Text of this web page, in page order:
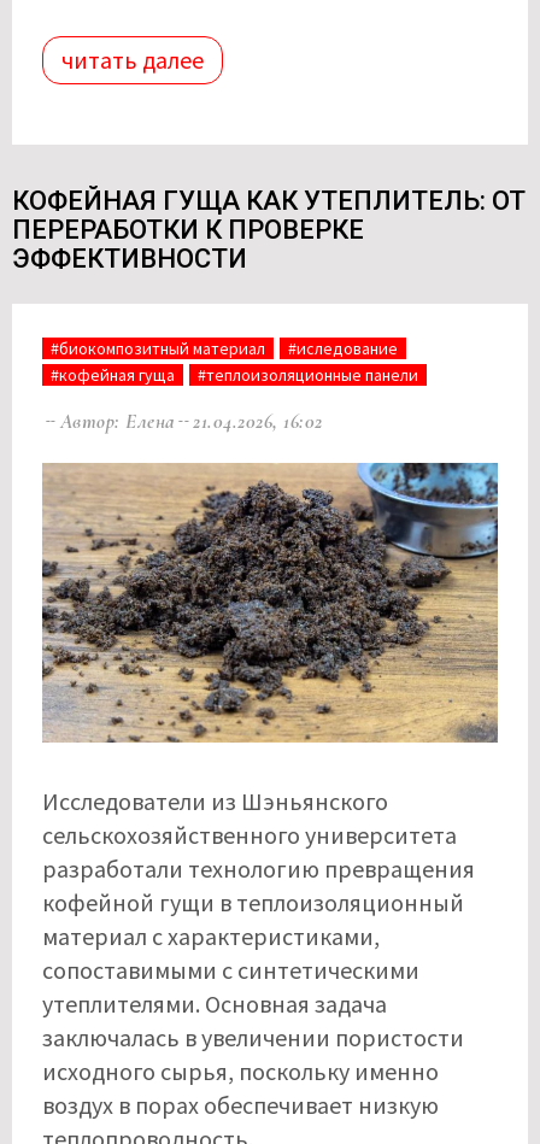
читать далее
КОФЕЙНАЯ ГУЩА КАК УТЕПЛИТЕЛЬ: ОТ
ПЕРЕРАБОТКИ К ПРОВЕРКЕ
ЭФФЕКТИВНОСТИ
#биокомпозитный материал
#иследование
#кофейная гуща
#теплоизоляционные панели
Автор: Елена 21.04.2026, 16:02
Исследователи из Шэньянского
сельскохозяйственного университета
разработали технологию превращения
кофейной гущи в теплоизоляционный
материал с характеристиками,
сопоставимыми с синтетическими
утеплителями. Основная задача
заключалась в увеличении пористости
исходного сырья, поскольку именно
воздух в порах обеспечивает низкую